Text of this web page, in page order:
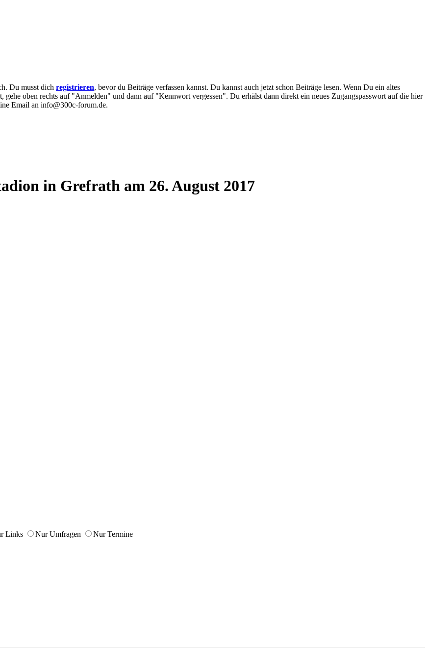
Du musst dich registrieren, bevor du Beiträge verfassen kannst. Du kannst auch jetzt schon Beiträge lesen. Wenn Du ein altes
gehe oben rechts auf "Anmelden" und dann auf "Kennwort vergessen". Du erhälst dann direkt ein neues Zugangspasswort auf die hier
Email an info@300c-forum.de.
in Grefrath am 26. August 2017
Links Nur Umfragen
Nur Termine